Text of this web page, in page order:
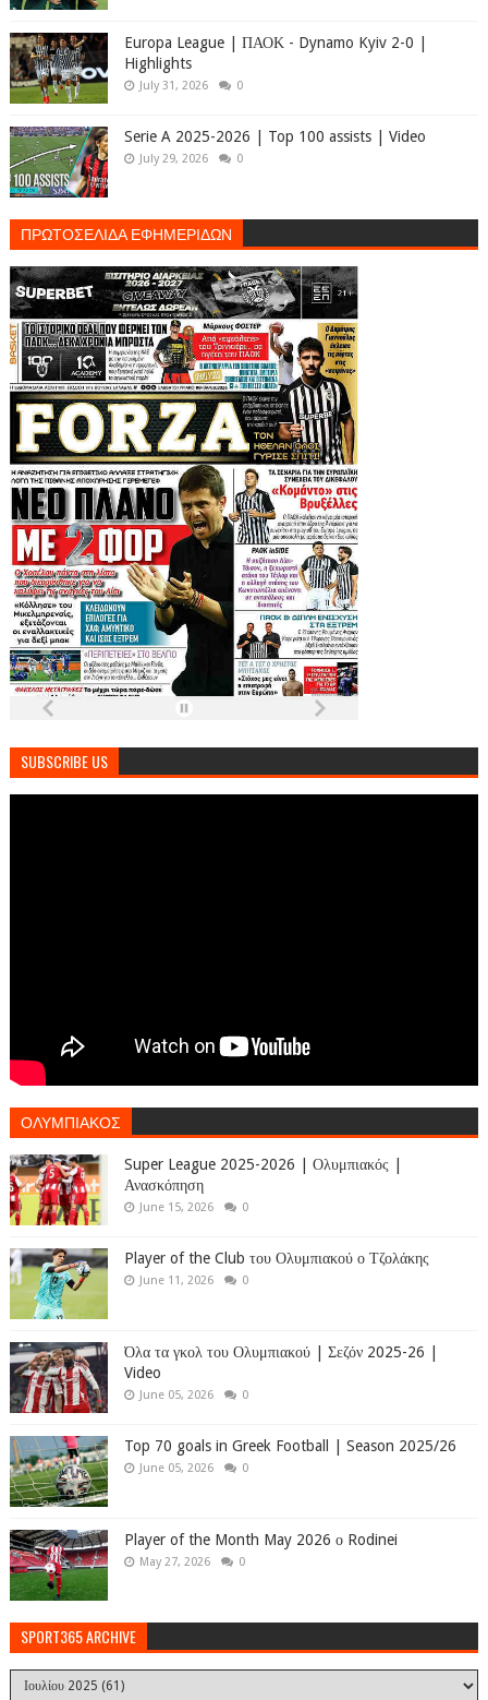
Europa League | ΠΑΟΚ - Dynamo Kyiv 2-0 |
Highlights
July 31, 2026 0
Serie A 2025-2026 | Top 100 assists | Video
July 29, 2026 0
ΠΡΩΤΟΣΕΛΙΔΑ ΕΦΗΜΕΡΙΔΩΝ
SUBSCRIBE US
ΟΛΥΜΠΙΑΚΟΣ
Super League 2025-2026 | Ολυμπιακός |
Ανασκόπηση
June 15, 2026 0
Player of the Club του Ολυμπιακού ο Τζολάκης
June 11, 2026 0
Όλα τα γκολ του Ολυμπιακού | Σεζόν 2025-26 |
Video
June 05, 2026 0
Top 70 goals in Greek Football | Season 2025/26
June 05, 2026 0
Player of the Month May 2026 ο Rodinei
May 27, 2026 0
SPORT365 ARCHIVE